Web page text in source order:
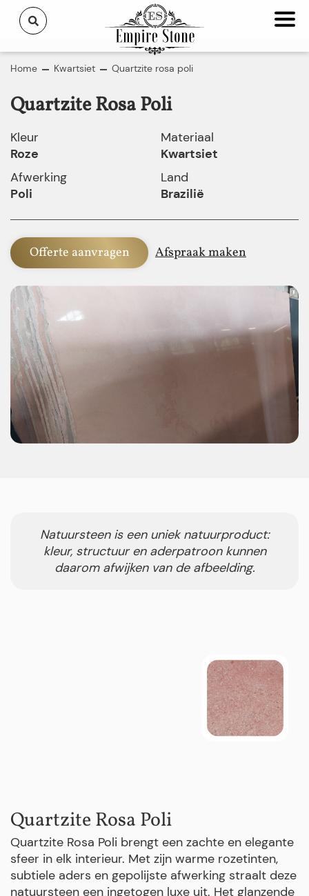
Home Kwartsiet Quartzite rosa poli
Quartzite Rosa Poli
Kleur
Roze
Afwerking
Poli
Materiaal
Kwartsiet
Land
Brazilië
Offerte aanvragen Afspraak maken
Natuursteen is een uniek natuurproduct:
kleur, structuur en aderpatroon kunnen
daarom afwijken van de afbeelding.
Quartzite Rosa Poli
Quartzite Rosa Poli brengt een zachte en elegante
sfeer in elk interieur. Met zijn warme rozetinten,
subtiele aders en gepolijste afwerking straalt deze
natuursteen een ingetogen luxe uit. Het glanzende